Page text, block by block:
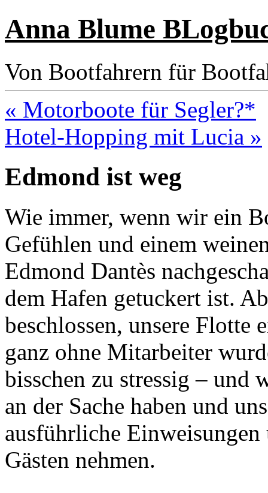
Anna Blume
Von Bootfahrern für
« Motorboote für Segler?*
Hotel-Hopping mit Lucia »
Edmond ist weg
Wie immer, wenn wir ein
Gefühlen und einem
Edmond Dantès
dem Hafen getuckert ist.
beschlossen, unsere
ganz ohne Mitarbeiter
bisschen zu stressig –
an der Sache haben und
ausführliche
Gästen nehmen.